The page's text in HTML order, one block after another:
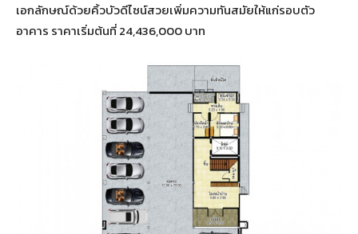
เอกลักษณ์ด้วยคิ้วบัวดีไซน์สวยเพิ่มความทันสมัยให้แก่รอบตัว
อาคาร ราคาเริ่มต้นที่ 24,436,000 บาท